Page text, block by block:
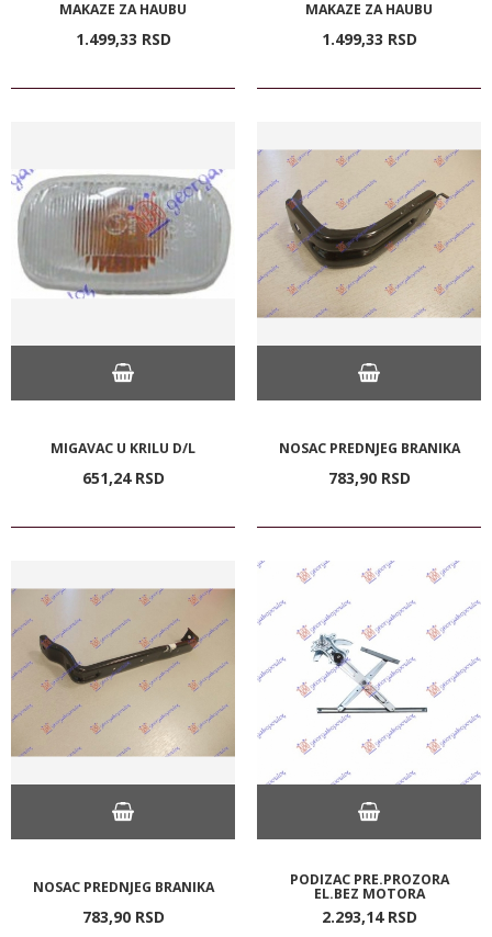
MAKAZE ZA HAUBU
1.499,33 RSD
MAKAZE ZA HAUBU
1.499,33 RSD
MIGAVAC U KRILU D/L
651,24 RSD
NOSAC PREDNJEG BRANIKA
783,90 RSD
NOSAC PREDNJEG BRANIKA
783,90 RSD
PODIZAC PRE.PROZORA
EL.BEZ MOTORA
2.293,14 RSD